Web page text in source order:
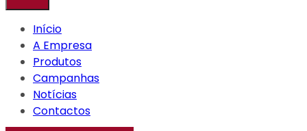
Início
A Empresa
Produtos
Campanhas
Notícias
Contactos